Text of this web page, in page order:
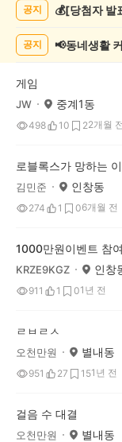
록
공지
공지 📢동네생활
게임
JW 중계1동
498 10 22개월 전
김민준 인창동
274 1 06개월 전
1000만원이벤트 참
KRZE9KGZ 인창
911 1 01년 전
ㄹㅂㄹㅅ
오천만원 별내동
951 27 151년 전
걸음 수 대결
오천만원 별내동